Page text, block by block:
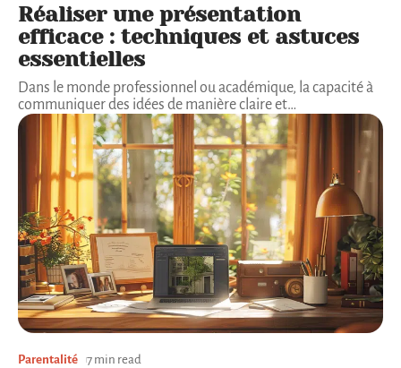
Réaliser une présentation
efficace : techniques et astuces
essentielles
Dans le monde professionnel ou académique, la capacité à
communiquer des idées de manière claire et…
Parentalité 7 min read